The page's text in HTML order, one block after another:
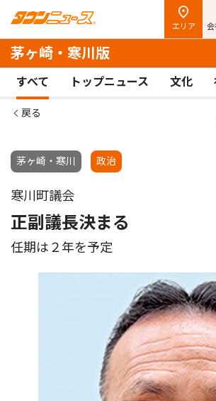
エリア 会
茅ヶ崎・寒川版
すべて トップニュース 文化
戻る
茅ヶ崎・寒川 政治
寒川町議会
正副議長決まる
任期は２年を予定